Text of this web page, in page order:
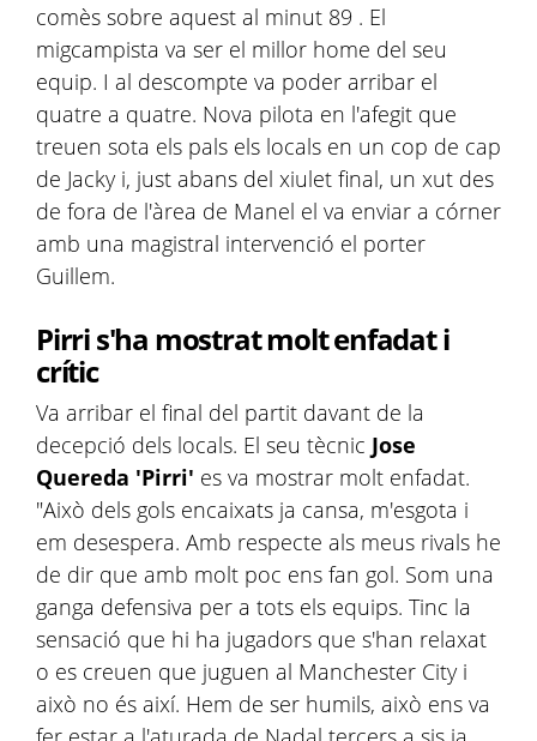
comès sobre aquest al minut 89 . El
migcampista va ser el millor home del seu
equip. I al descompte va poder arribar el
quatre a quatre. Nova pilota en l'afegit que
treuen sota els pals els locals en un cop de cap
de Jacky i, just abans del xiulet final, un xut des
de fora de l'àrea de Manel el va enviar a córner
amb una magistral intervenció el porter
Guillem.
Pirri s'ha mostrat molt enfadat i
crític
Va arribar el final del partit davant de la
decepció dels locals. El seu tècnic Jose
Quereda 'Pirri' es va mostrar molt enfadat.
"Això dels gols encaixats ja cansa, m'esgota i
em desespera. Amb respecte als meus rivals he
de dir que amb molt poc ens fan gol. Som una
ganga defensiva per a tots els equips. Tinc la
sensació que hi ha jugadors que s'han relaxat
o es creuen que juguen al Manchester City i
això no és així. Hem de ser humils, això ens va